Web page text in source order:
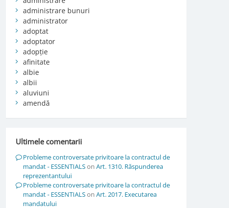
administrare bunuri
administrator
adoptat
adoptator
adopție
afinitate
albie
albii
aluviuni
amendă
Ultimele comentarii
Probleme controversate privitoare la contractul de
mandat - ESSENTIALSon Art. 1310. Răspunderea
reprezentantului
Probleme controversate privitoare la contractul de
mandat - ESSENTIALSon Art. 2017. Executarea
mandatului